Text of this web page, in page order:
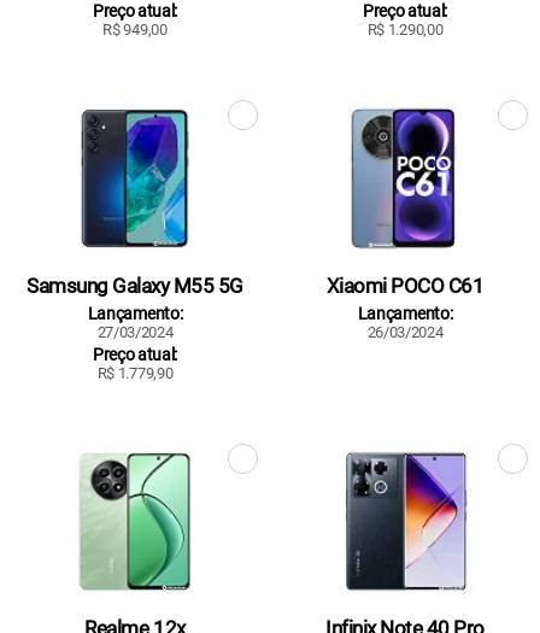
Preço atual:
R$ 949,00
Preço atual:
R$ 1.290,00
Samsung Galaxy M55 5G
Lançamento:
27/03/2024
Preço atual:
R$ 1.779,90
Xiaomi POCO C61
Lançamento:
26/03/2024